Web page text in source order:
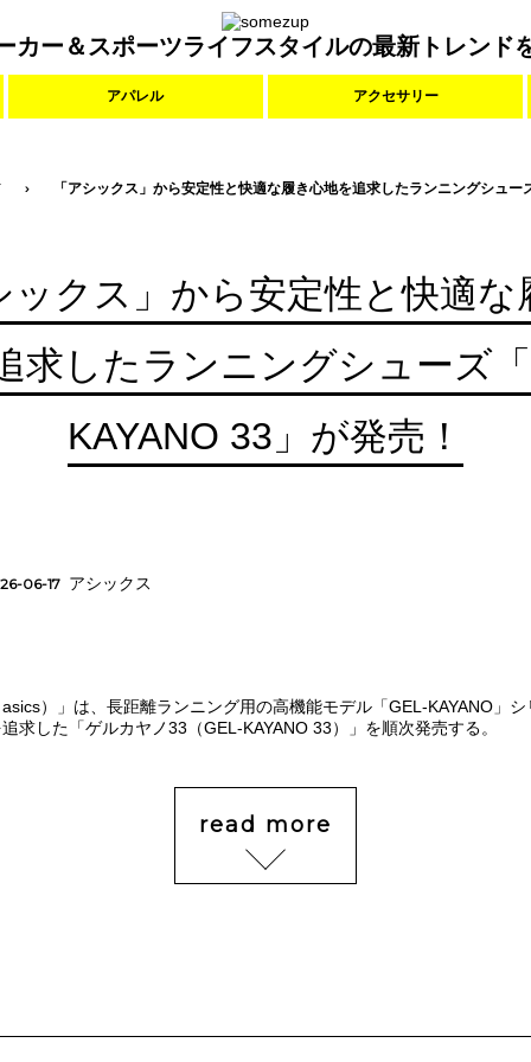
カー＆スポーツライフスタイルの最新トレンド
アパレル アクセサリー
「アシックス」から安定性と快適な履き心地を追求したランニングシュ
ックス」から安定性と快適な
求したランニングシューズ
KAYANO 33」が発売！
06-17 アシックス
）」は、長距離ランニング用の高機能モデル「GEL-KAYANO」
求した「ゲルカヤノ33（GEL-KAYANO 33）」を順次発売する。
read more